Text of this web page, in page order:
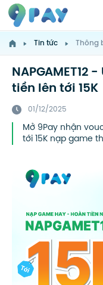
Tin tức Thông
tiền lên tới 15K
01/12/2025
Mở 9Pay nhận
tới 15K nạp game